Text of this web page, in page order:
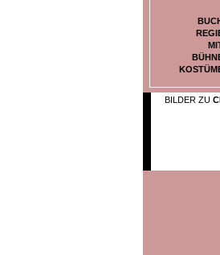
BILDER ZU